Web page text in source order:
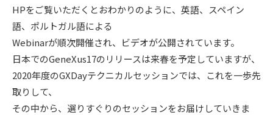
HPをご覧いただくとおわかりのように、英語、スペイン
語、ポルトガル語による
Webinarが順次開催され、ビデオが公開されています。
日本でのGeneXus17のリリースは来春を予定していますが、
2020年度のGXDayテクニカルセッションでは、これを一歩先
取りして、
その中から、選りすぐりのセッションをお届けしていきま